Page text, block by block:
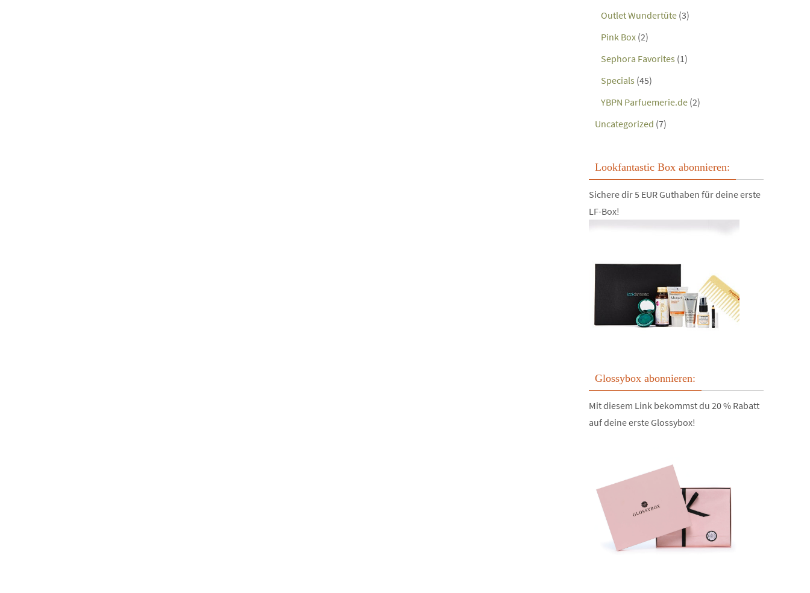
Outlet Wundertüte (3)
Pink Box (2)
Sephora Favorites (1)
Specials (45)
YBPN Parfuemerie.de (2)
Uncategorized (7)
Lookfantastic Box abonnieren:
Sichere dir 5 EUR Guthaben für deine erste
LF-Box!
Glossybox abonnieren:
Mit diesem Link bekommst du 20 % Rabatt
auf deine erste Glossybox!